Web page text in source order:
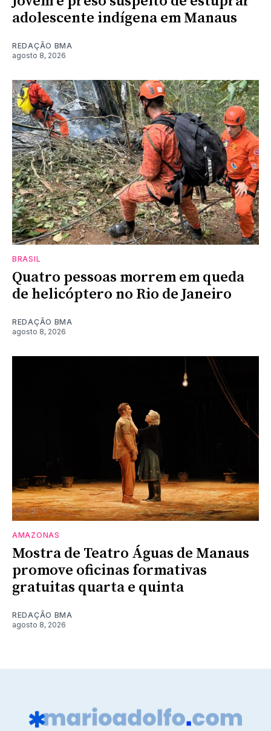
adolescente indígena em Manaus
REDAÇÃO BMA
agosto 8, 2026
BRASIL
Quatro pessoas morrem em queda
de helicóptero no Rio de Janeiro
REDAÇÃO BMA
agosto 8, 2026
AMAZONAS
Mostra de Teatro Águas de Manaus
promove oficinas formativas
gratuitas quarta e quinta
REDAÇÃO BMA
agosto 8, 2026